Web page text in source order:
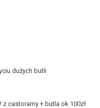
dużych butli
castoramy + butla ok 100zł